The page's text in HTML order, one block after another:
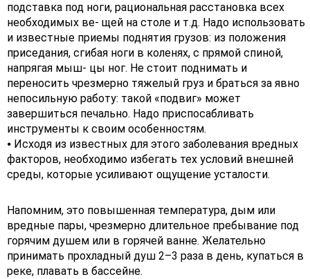
подставка под ноги, рациональная расстановка всех
необходимых ве- щей на столе и т.д. Надо использовать
и известные приемы поднятия грузов: из положения
приседания, сгибая ноги в коленях, с прямой спиной,
напрягая мыш- цы ног. Не стоит поднимать и
переносить чрезмерно тяжелый груз и браться за явно
непосильную работу: такой «подвиг» может
завершиться печально. Надо приспосабливать
инструменты к своим особенностям.
⦁ Исходя из известных для этого заболевания вредных
факторов, необходимо избегать тех условий внешней
среды, которые усиливают ощущение усталости.
Напомним, это повышенная температура, дым или
вредные пары, чрезмерно длительное пребывание под
горячим душем или в горячей ванне. Желательно
принимать прохладный душ 2–3 раза в день, купаться в
реке, плавать в бассейне.